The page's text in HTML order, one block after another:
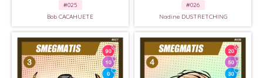
#025
Bob CACAHUETE
#026
Nadine DUSTRETCHING